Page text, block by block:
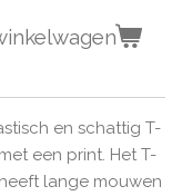
en schattig T-
een print. Het T-
lange mouwen